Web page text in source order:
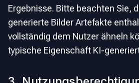
Ergebnisse. Bitte beachten Sie,
generierte Bilder Artefakte
vollständig dem Nutzer ähneln
typische Eigenschaft KI-